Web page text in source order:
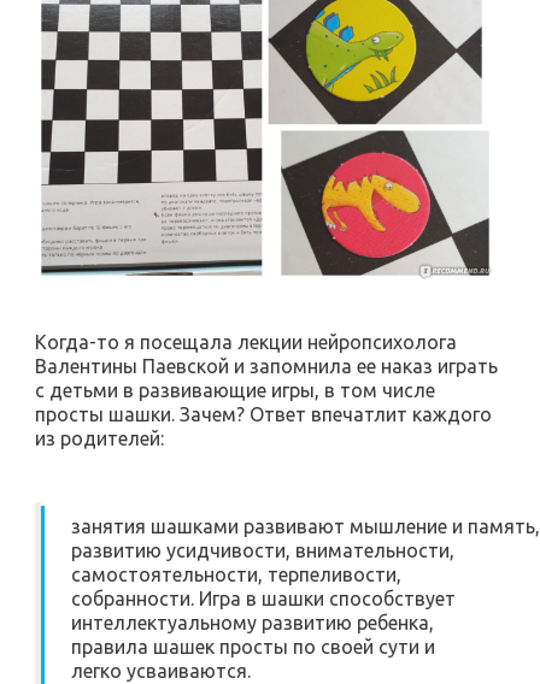
Когда-то я посещала лекции нейропсихолога
Валентины Паевской и запомнила ее наказ играть
с детьми в развивающие игры, в том числе
просты шашки. Зачем? Ответ впечатлит каждого
из родителей:
занятия шашками развивают мышление и
развитию усидчивости, внимательности,
самостоятельности, терпеливости,
собранности. Игра в шашки способствует
интеллектуальному развитию ребенка,
правила шашек просты по своей сути и
легко усваиваются.